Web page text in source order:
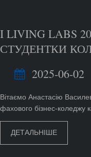
I LIVING LABS
СТУДЕНТКИ
2025-06-
Вітаємо Анастасію
фахового бізнес-коледжу
ДЕТАЛЬНІШЕ